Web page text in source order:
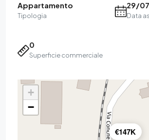
Appartamento
Tipologia
29/
Data
0
Superficie commerciale
€147K
+
−